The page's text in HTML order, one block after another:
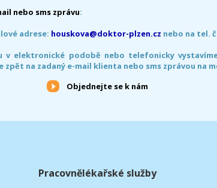
nebo sms zprávu:
adrese: houskova@doktor-plzen.cz nebo na tel.
v elektronické podobě nebo telefonicky
zpět na zadaný e-mail klienta nebo sms zprávou na
Objednejte se k nám
Pracovnělékařské služby